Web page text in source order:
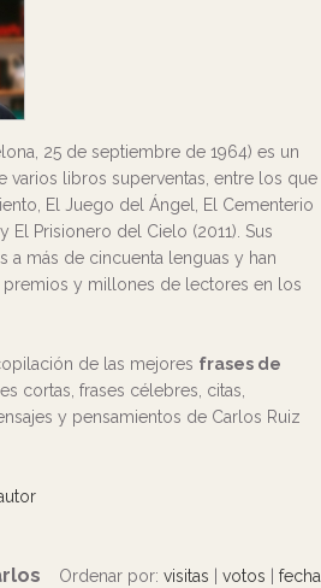
25 de septiembre de 1964) es un
varios libros superventas, entre los que
El Juego del Ángel, El Cementerio
Prisionero del Cielo (2011). Sus
a más de cincuenta lenguas y han
y millones de lectores en los
de las mejores frases de
cortas, frases célebres, citas,
y pensamientos de Carlos Ruiz
Ordenar por: visitas votos fecha